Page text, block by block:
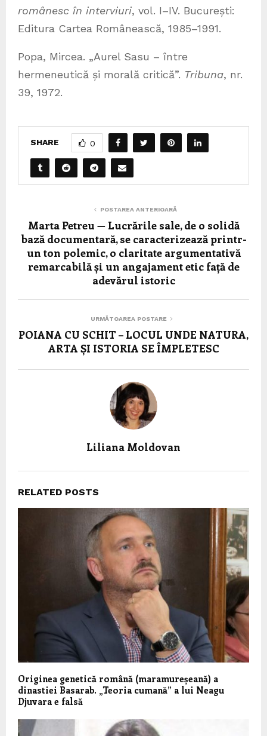
românesc în interviuri, vol. I–IV. București:
Editura Cartea Românească, 1985–1991.
Popa, Mircea. „Aurel Sasu – între
hermeneutică și morală critică”. Tribuna, nr.
39, 1972.
SHARE 0
POSTAREA ANTERIOARĂ
Marta Petreu — Lucrările sale, de o solidă
bază documentară, se caracterizează printr-
un ton polemic, o claritate argumentativă
remarcabilă și un angajament etic față de
adevărul istoric
URMĂTOAREA POSTARE
POIANA CU SCHIT – LOCUL UNDE NATURA,
ARTA ȘI ISTORIA SE ÎMPLETESC
Liliana Moldovan
RELATED POSTS
Originea genetică română (maramureșeană) a
dinastiei Basarab. „Teoria cumană” a lui Neagu
Djuvara e falsă